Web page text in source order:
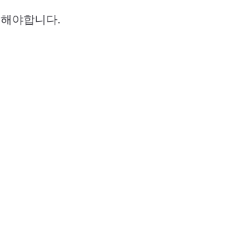
해야합니다.